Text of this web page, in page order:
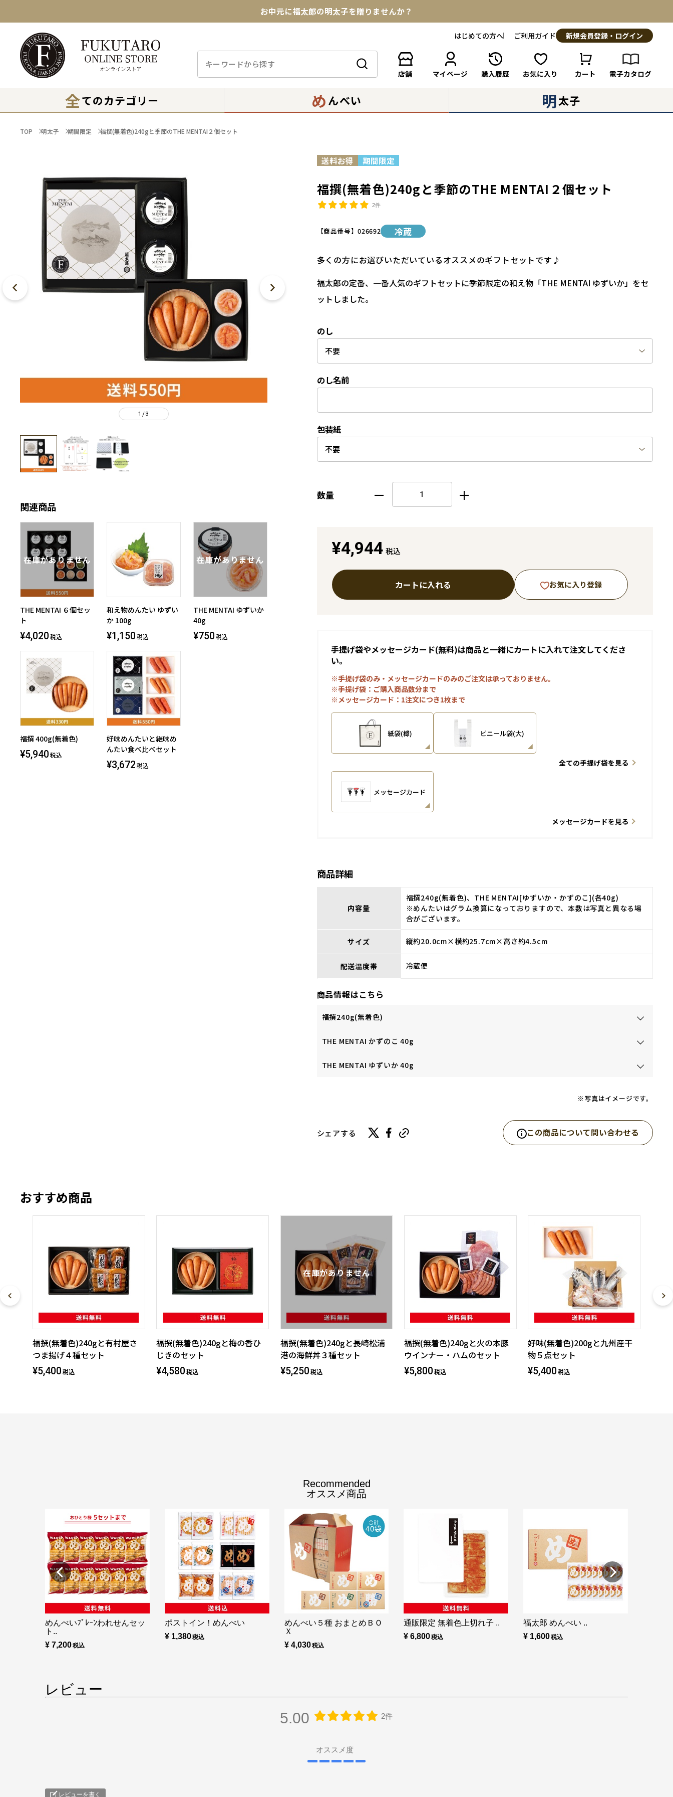
お中元に福太郎の明太子を贈りませんか？
【色々な味を試したい方へ】ポストイン！めんべい
送料全国一律770円！10,800円以上で送料無料
はじめての方へ ご利用ガイド 新規会員登録・ログイン
店舗 マイページ 購入履歴 お気に入り カート 電子カタログ
全てのカテゴリー め んべい 明太子
TOP 明太子 期間限定 福撰(無着色)240gと季節のTHE MENTAI２個セット
1 /3
関連商品
THE MENTAI ６個セッ
ト
¥4,020 税込
和え物めんたい ゆずい
か 100g
¥1,150 税込
THE MENTAI ゆずいか
40g
¥750 税込
福撰 400g(無着色)
¥5,940 税込
好味めんたいと継味め
んたい食べ比べセット
¥3,672 税込
福撰(無着色)240gと季節のTHE MENTAI２個セット
2件
【商品番号】026692 冷蔵
多くの方にお選びいただいているオススメのギフトセットです♪
福太郎の定番、一番人気のギフトセットに季節限定の和え物「THE MENTAI ゆずいか」をセ
ットしました。
のし
のし名前
包装紙
数量
¥4,944 税込
カートに入れる お気に入り登録
手提げ袋やメッセージカード(無料)は商品と一緒にカートに入れて注文してくださ
い。
※手提げ袋のみ・メッセージカードのみのご注文は承っておりません。
※手提げ袋：ご購入商品数分まで
※メッセージカード：1注文につき1枚まで
紙袋(樽) ビニール袋(大)
全ての手提げ袋を見る
メッセージカード
メッセージカードを見る
商品詳細
内容量
福撰240g(無着色)、THE MENTAI[ゆずいか・かずのこ](各40g)
※めんたいはグラム換算になっておりますので、本数は写真と異なる場
合がございます。
サイズ 縦約20.0cm×横約25.7cm×高さ約4.5cm
配送温度帯 冷蔵便
商品情報はこちら
福撰240g(無着色)
THE MENTAI かずのこ 40g
THE MENTAI ゆずいか 40g
※写真はイメージです。
シェアする この商品について問い合わせる
おすすめ商品
福撰(無着色)240gと有村屋さ
つま揚げ４種セット
¥5,400 税込
福撰(無着色)240gと梅の香ひ
じきのセット
¥4,580 税込
福撰(無着色)240gと長崎松浦
港の海鮮丼３種セット
¥5,250 税込
福撰(無着色)240gと火の本豚
ウインナー・ハムのセット
¥5,800 税込
好味(無着色)200gと九州産干
物５点セット
¥5,400 税込
Recommended
オススメ商品
めんべいﾌﾟﾚｰﾝわれせんセッ
ト..
¥ 7,200
ポストイン！めんべい
¥ 1,380
めんべい５種 おまとめＢＯ
Ｘ
¥ 4,030
通販限定 無着色上切れ子 ..
¥ 6,800
福太郎 めんべい ..
¥ 1,600
レビュー
5.00 2件
オススメ度
レビューを書く